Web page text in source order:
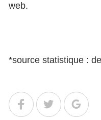
web.
*source statistique :
Facebook
Twitter